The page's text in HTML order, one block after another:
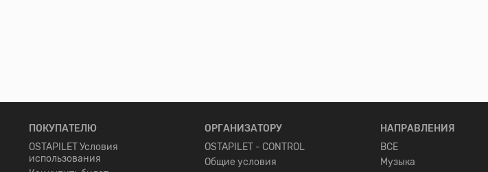
ПОКУПАТЕЛЮ
OSTAPILET Условия
использования
ОРГАНИЗАТОРУ
OSTAPILET - CONTROL
Общие условия
НАПРАВЛЕНИЯ
ВСЕ
Музыка